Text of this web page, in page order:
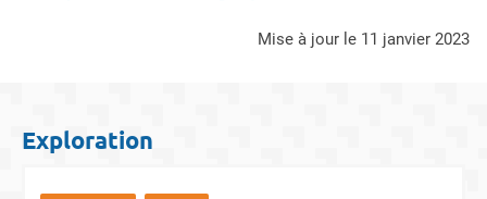
mise à jour le 11 janvier 2023
Exploration